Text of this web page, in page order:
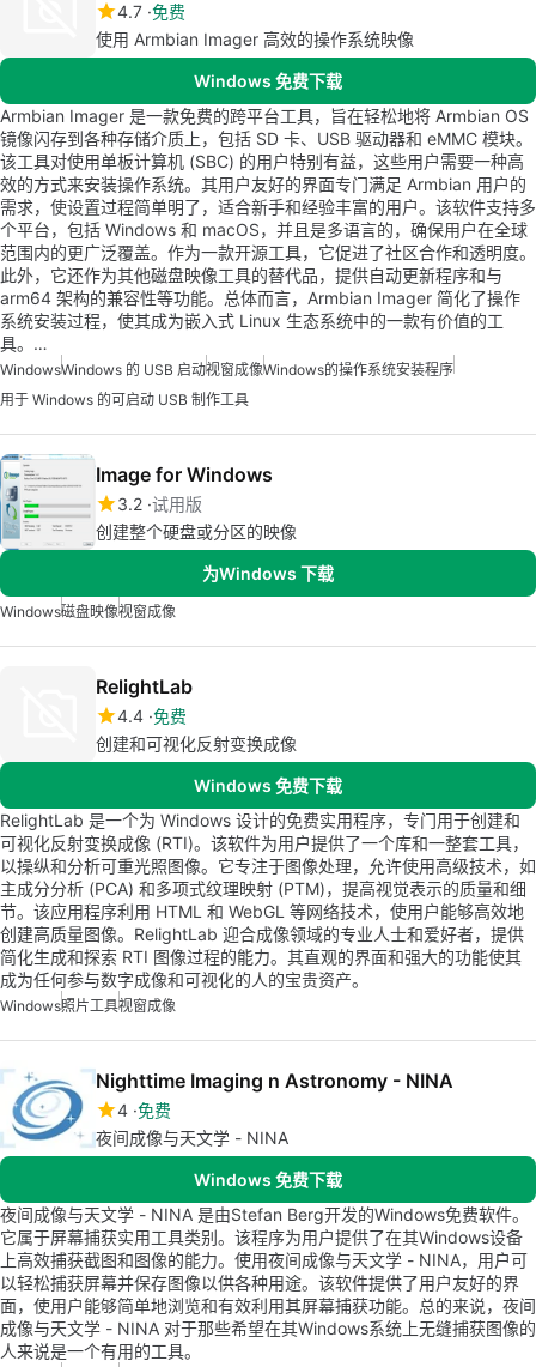
4.7 免费
使用 Armbian Imager 高效的操作系统映像
Windows 免费下载
Armbian Imager 是一款免费的跨平台工具，旨在轻松地将 Armbian OS
镜像闪存到各种存储介质上，包括 SD 卡、USB 驱动器和 eMMC 模块。
该工具对使用单板计算机 (SBC) 的用户特别有益，这些用户需要一种高
效的方式来安装操作系统。其用户友好的界面专门满足 Armbian 用户的
需求，使设置过程简单明了，适合新手和经验丰富的用户。该软件支持多
个平台，包括 Windows 和 macOS，并且是多语言的，确保用户在全球
范围内的更广泛覆盖。作为一款开源工具，它促进了社区合作和透明度。
此外，它还作为其他磁盘映像工具的替代品，提供自动更新程序和与
arm64 架构的兼容性等功能。总体而言，Armbian Imager 简化了操作
系统安装过程，使其成为嵌入式 Linux 生态系统中的一款有价值的工
具。…
WindowsWindows 的 USB 启动视窗成像Windows的操作系统安装程序
用于 Windows 的可启动 USB 制作工具
Image for Windows
3.2 试用版
创建整个硬盘或分区的映像
为Windows 下载
Windows磁盘映像视窗成像
RelightLab
4.4 免费
创建和可视化反射变换成像
Windows 免费下载
RelightLab 是一个为 Windows 设计的免费实用程序，专门用于创建和
可视化反射变换成像 (RTI)。该软件为用户提供了一个库和一整套工具，
以操纵和分析可重光照图像。它专注于图像处理，允许使用高级技术，如
主成分分析 (PCA) 和多项式纹理映射 (PTM)，提高视觉表示的质量和细
节。该应用程序利用 HTML 和 WebGL 等网络技术，使用户能够高效地
创建高质量图像。RelightLab 迎合成像领域的专业人士和爱好者，提供
简化生成和探索 RTI 图像过程的能力。其直观的界面和强大的功能使其
成为任何参与数字成像和可视化的人的宝贵资产。
Windows照片工具视窗成像
Nighttime Imaging n Astronomy - NINA
4 免费
夜间成像与天文学 - NINA
Windows 免费下载
夜间成像与天文学 - NINA 是由Stefan Berg开发的Windows免费软件。
它属于屏幕捕获实用工具类别。该程序为用户提供了在其Windows设备
上高效捕获截图和图像的能力。使用夜间成像与天文学 - NINA，用户可
以轻松捕获屏幕并保存图像以供各种用途。该软件提供了用户友好的界
面，使用户能够简单地浏览和有效利用其屏幕捕获功能。总的来说，夜间
成像与天文学 - NINA 对于那些希望在其Windows系统上无缝捕获图像的
人来说是一个有用的工具。